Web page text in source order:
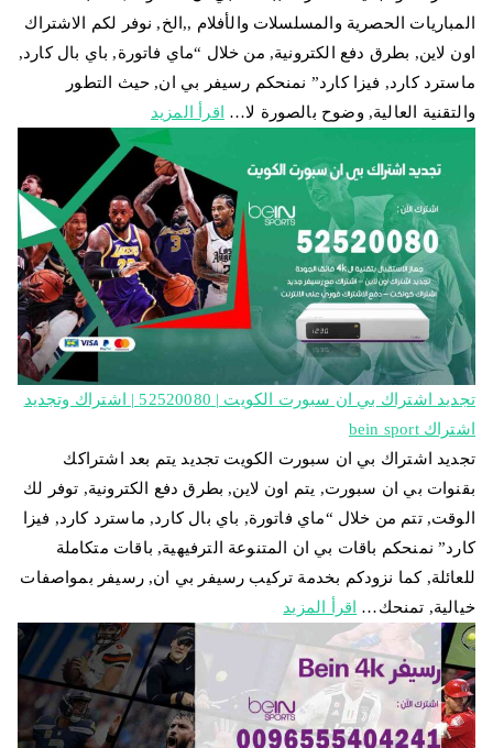
المباريات الحصرية والمسلسلات والأفلام ,,الخ, نوفر لكم الاشتراك
اون لاين, بطرق دفع الكترونية, من خلال “ماي فاتورة, باي بال كارد,
ماسترد كارد, فيزا كارد” نمنحكم رسيفر بي ان, حيث التطور
والتقنية العالية, وضوح بالصورة لا…
اقرأ المزيد
تجديد اشتراك بي ان سبورت الكويت | 52520080 | اشتراك وتجديد
اشتراك bein sport
تجديد اشتراك بي ان سبورت الكويت تجديد يتم بعد اشتراكك
بقنوات بي ان سبورت, يتم اون لاين, بطرق دفع الكترونية, توفر لك
الوقت, تتم من خلال “ماي فاتورة, باي بال كارد, ماسترد كارد, فيزا
كارد” نمنحكم باقات بي ان المتنوعة الترفيهية, باقات متكاملة
للعائلة, كما نزودكم بخدمة تركيب رسيفر بي ان, رسيفر بمواصفات
خيالية, تمنحك…
اقرأ المزيد